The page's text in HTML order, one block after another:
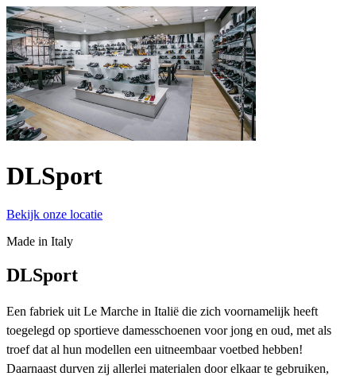
DLSport
Bekijk onze locatie
Made in Italy
DLSport
Een fabriek uit Le Marche in Italië die zich voornamelijk heeft
toegelegd op sportieve damesschoenen voor jong en oud, met als
troef dat al hun modellen een uitneembaar voetbed hebben!
Daarnaast durven zij allerlei materialen door elkaar te gebruiken,